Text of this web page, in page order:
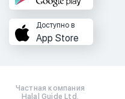
Доступно в
App Store
Частная компания
Halal Guide Ltd.